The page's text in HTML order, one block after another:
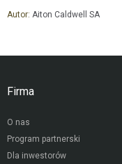
Autor: Aiton Caldwell SA
Firma
O nas
Program partnerski
Dla inwestorów